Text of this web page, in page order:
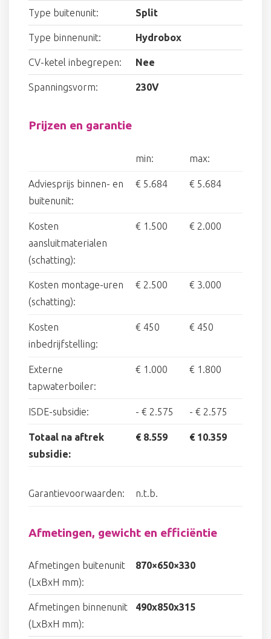
Type buitenunit: Split
Type binnenunit: Hydrobox
CV-ketel inbegrepen: Nee
Spanningsvorm: 230V
Prijzen en garantie
min: max:
Adviesprijs binnen- en
buitenunit:
€ 5.684 € 5.684
Kosten
aansluitmaterialen
(schatting):
€ 1.500 € 2.000
Kosten montage-uren
(schatting):
€ 2.500 € 3.000
Kosten
inbedrijfstelling:
€ 450 € 450
Externe
tapwaterboiler:
€ 1.000 € 1.800
ISDE-subsidie: - € 2.575 - € 2.575
Totaal na aftrek
subsidie:
€ 8.559 € 10.359
Garantievoorwaarden: n.t.b.
Afmetingen, gewicht en efficiëntie
Afmetingen buitenunit
(LxBxH mm):
870×650×330
Afmetingen binnenunit
(LxBxH mm):
490x850x315